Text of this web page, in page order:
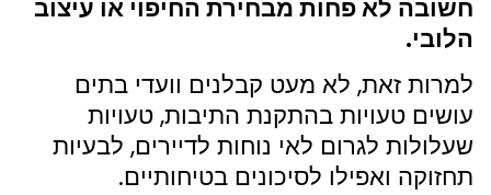
חשובה לא פחות מבחירת החיפוי או עיצוב
הלובי.
למרות זאת, לא מעט קבלנים וועדי בתים
עושים טעויות בהתקנת התיבות, טעויות
שעלולות לגרום לאי נוחות לדיירים, לבעיות
תחזוקה ואפילו לסיכונים בטיחותיים.